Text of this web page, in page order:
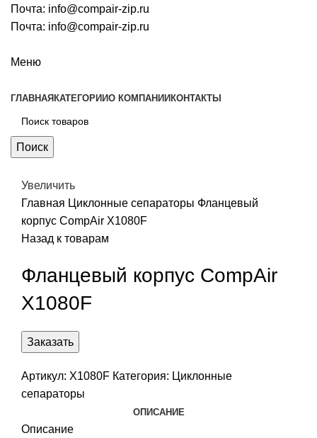
Почта: info@compair-zip.ru
Почта: info@compair-zip.ru
Меню
ГЛАВНАЯ КАТЕГОРИИО КОМПАНИИ КОНТАКТЫ
Поиск
Увеличить
Главная Циклонные сепараторы Фланцевый
корпус CompAir X1080F
Назад к товарам
Фланцевый корпус CompAir
X1080F
Заказать
Артикул: X1080F Категория: Циклонные
сепараторы
ОПИСАНИЕ
Описание